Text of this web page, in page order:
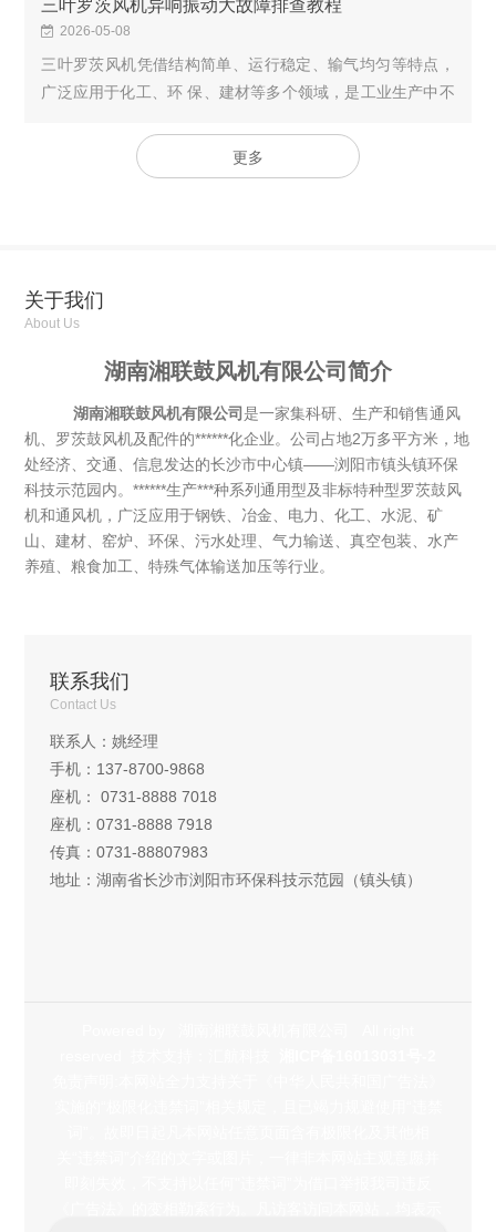
三叶罗茨风机异响振动大故障排查教程
2026-05-08
三叶罗茨风机凭借结构简单、运行稳定、输气均匀等特点，
广泛应用于化工、环 保、建材等多个领域，是工业生产中不
精度、维护保养、工况变化等多种因素影响，...
更多
关于我们
About Us
湖南湘联鼓风机有限公司简介
湖南湘联鼓风机有限公司 是一家集科研、生产和销售通风
机、罗茨鼓风机及配件的******化企业。公司占地2万多平方米，地
处经济、交通、信息发达的长沙市中心镇——浏阳市镇头镇环保
科技示范园内。******生产***种系列通用型及非标特种型罗茨鼓风
机和通风机，广泛应用于钢铁、冶金、电力、化工、水泥、矿
山、建材、窑炉、环保、污水处理、气力输送、真空包装、水产
养殖、粮食加工、特殊气体输送加压等行业。
联系我们
Contact Us
联系人：姚经理
手机：137-8700-9868
座机： 0731-8888 7018
座机：0731-8888 7918
传真：0731-88807983
地址：湖南省长沙市浏阳市环保科技示范园（镇头镇）